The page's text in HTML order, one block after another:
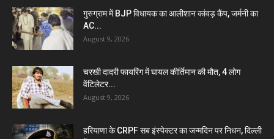
गुरुग्राम में BJP विधायक का आलीशान कांवड़ कैंप, जर्मनी का
AC...
August 9, 2026
चरखी दादरी फायरिंग में घायल कीर्तिमान की मौत, 4 लोग
वेंटिलेटर...
August 9, 2026
हरियाणा के CRPF सब इंस्पेक्टर का जन्मदिन पर निधन, दिल्ली